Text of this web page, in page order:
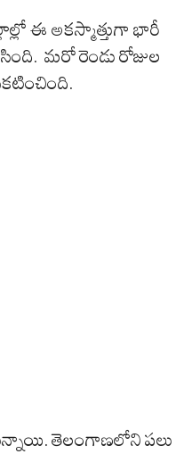
ఈ అకస్మాత్తుగా భారీ
మరో రెండు రోజుల
తెలంగాణలోని పలు